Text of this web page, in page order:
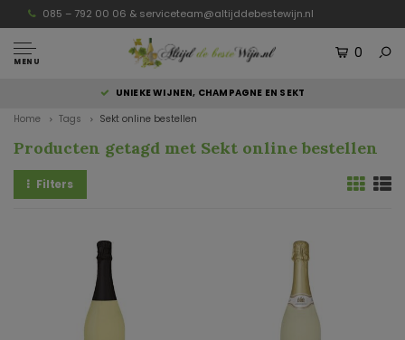
085 – 792 00 06 & serviceteam@altijddebestewijn.nl
MENU
0
UNIEKE WIJNEN, CHAMPAGNE EN SEKT
Home Tags Sekt online bestellen
Producten getagd met Sekt online bestellen
Filters